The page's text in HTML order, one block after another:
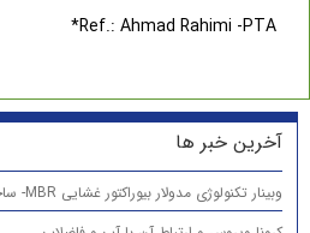
Ref.: Ahmad Rahimi -PTA*
آخرین خبر ها
وبینار تکنولوژی مدولار بیوراکتور غشایی MBR- ساختار بلوکی